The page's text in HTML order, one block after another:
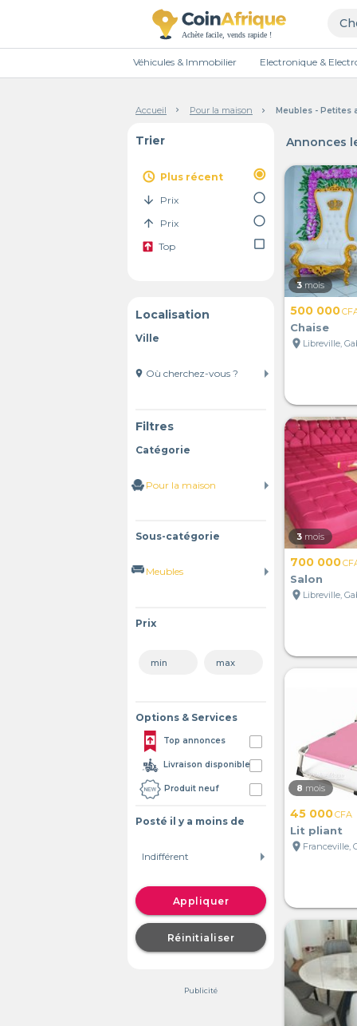
Véhicules & Immobilier Electronique &
Accueil Pour la maison Meubles - Petites
Trier
access_time Plus récent
radio_button_checked
arrow_downward
Prix
radio_button_unchecked
arrow_upward
Prix radio_button_unchecked
Top check_box_outline_blank
Localisation
Ville
location_on
Filtres
Catégorie
Sous-catégorie
Prix
Options & Services
Top annonces
Livraison disponible
Produit neuf
Posté il y a moins de
Appliquer
Réinitialiser
Publicité
Annonces
3 mois
500 000
Chaise
location_on Libreville,
3 mois
700 000
Salon
location_on Libreville,
8 mois
45 000CFA
Lit pliant
location_on Franceville,